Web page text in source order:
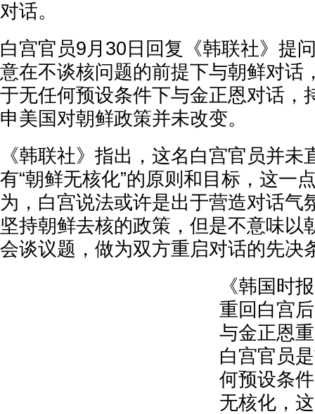
对话。
白宫官员9月30日回复《韩联社》提
意在不谈核问题的前提下与朝鲜对话
于无任何预设条件下与金正恩对话，
申美国对朝鲜政策并未改变。
《韩联社》指出，这名白宫官员并
有“朝鲜无核化”的原则和目标，这一
为，白宫说法或许是出于营造对话气
坚持朝鲜去核的政策，但是不意味以
会谈议题，做为双方重启对话的先决
《韩国时
重回白宫
与金正恩
白宫官员
何预设条
无核化，